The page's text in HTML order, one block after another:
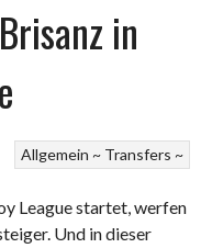
in
Allgemein ~ Transfers ~
League startet, werfen
Und in dieser